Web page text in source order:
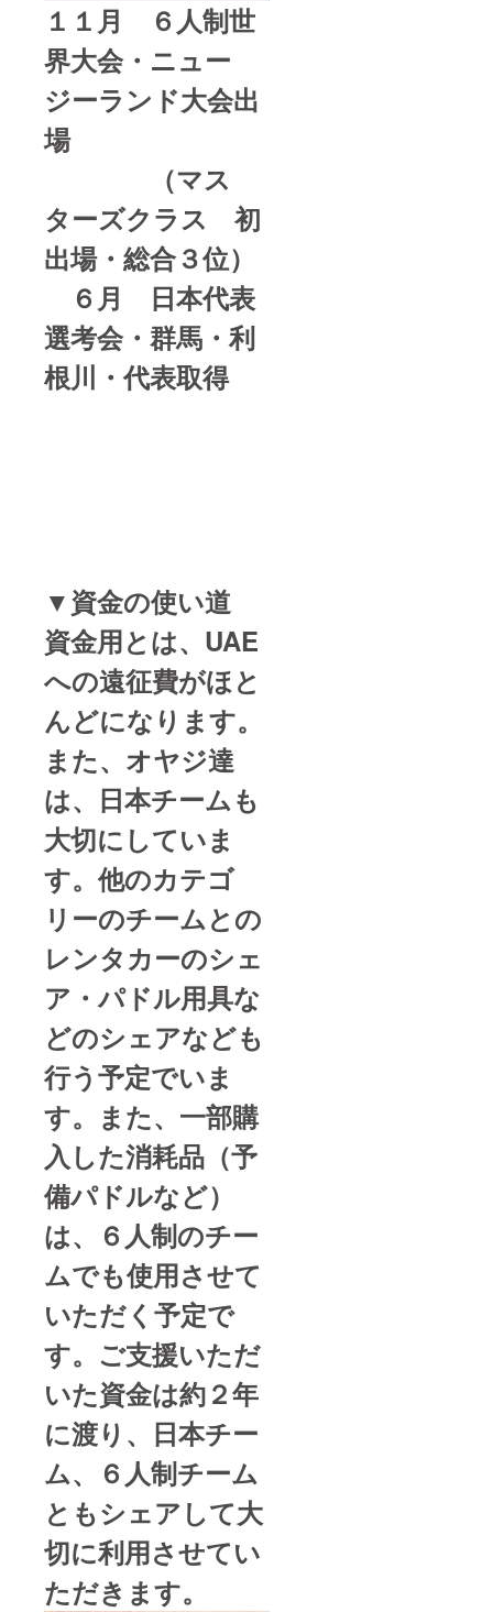
１１月 ６人制世
界大会・ニュー
ジーランド大会出
場
（マス
ターズクラス 初
出場・総合３位）
６月 日本代表
選考会・群馬・利
根川・代表取得
▼資金の使い道
資金用とは、UAE
への遠征費がほと
んどになります。
また、オヤジ達
は、日本チームも
大切にしていま
す。他のカテゴ
リーのチームとの
レンタカーのシェ
ア・パドル用具な
どのシェアなども
行う予定でいま
す。また、一部購
入した消耗品（予
備パドルなど）
は、６人制のチー
ムでも使用させて
いただく予定で
す。ご支援いただ
いた資金は約２年
に渡り、日本チー
ム、６人制チーム
ともシェアして大
切に利用させてい
ただきます。